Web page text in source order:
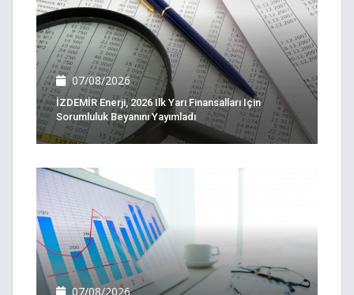
07/08/2026
İZDEMİR Enerji, 2026 Ilk Yarı Finansalları Için
Sorumluluk Beyanını Yayımladı
07/08/2026